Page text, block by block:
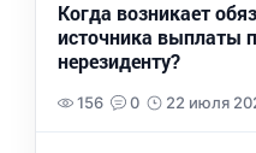
Когда возникает
источника выплаты
нерезиденту?
156 0 22 июля